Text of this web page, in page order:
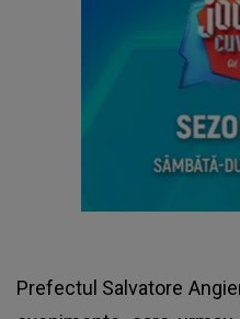
Prefectul Salvatore